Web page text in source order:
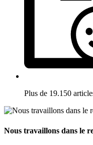
Plus de 19.150
Nous travaillons dans le